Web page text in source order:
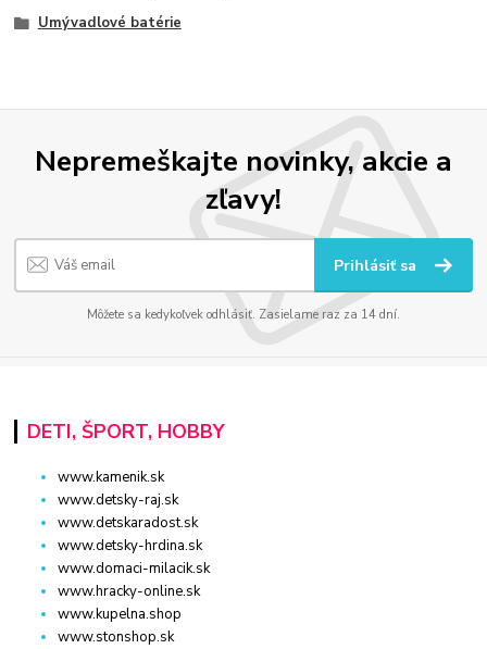
Umývadlové batérie
Nepremeškajte novinky, akcie a
zľavy!
Prihlásiť sa
Môžete sa kedykoľvek odhlásiť. Zasielame raz za 14 dní.
DETI, ŠPORT, HOBBY
www.kamenik.sk
www.detsky-raj.sk
www.detskaradost.sk
www.detsky-hrdina.sk
www.domaci-milacik.sk
www.hracky-online.sk
www.kupelna.shop
www.stonshop.sk